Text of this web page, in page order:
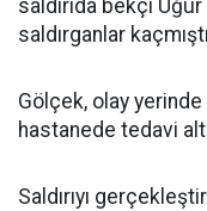
saldırıda bekçi
saldırganlar
Gölçek, olay yerinde
hastanede tedavi
Saldırıyı